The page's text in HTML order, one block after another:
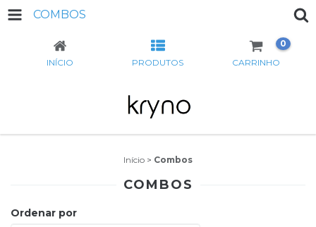
COMBOS
INÍCIO PRODUTOS CARRINHO
0
Início > Combos
COMBOS
Ordenar por